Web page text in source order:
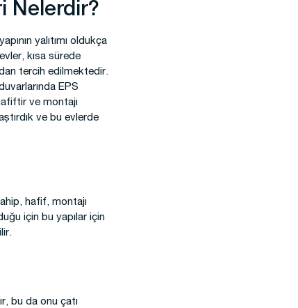
Nelerdir?
yalıtımı oldukça
kısa sürede
tercih edilmektedir.
EPS
ve montajı
ve bu evlerde
hafif, montajı
için bu yapılar için
bu da onu çatı